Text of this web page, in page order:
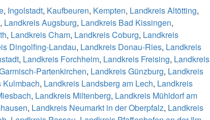
, Ingolstadt, Kaufbeuren, Kempten, Landkreis Altötting,
, Landkreis Augsburg, Landkreis Bad Kissingen,
, Landkreis Cham, Landkreis Coburg, Landkreis
Dingolfing-Landau, Landkreis Donau-Ries, Landkreis
, Landkreis Forchheim, Landkreis Freising, Landkreis
Partenkirchen, Landkreis Günzburg, Landkreis
Kulmbach, Landkreis Landsberg am Lech, Landkreis
, Landkreis Miltenberg, Landkreis Mühldorf am
, Landkreis Neumarkt in der Oberpfalz, Landkreis